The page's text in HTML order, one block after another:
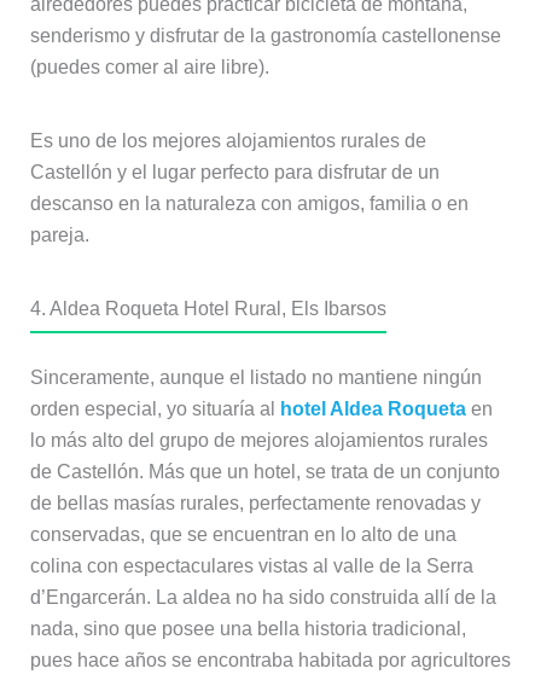
alrededores puedes practicar bicicleta de montaña,
senderismo y disfrutar de la gastronomía castellonense
(puedes comer al aire libre).
Es uno de los mejores alojamientos rurales de
Castellón y el lugar perfecto para disfrutar de un
descanso en la naturaleza con amigos, familia o en
pareja.
4. Aldea Roqueta Hotel Rural, Els Ibarsos
Sinceramente, aunque el listado no mantiene ningún
orden especial, yo situaría al
hotel Aldea Roquetaen
lo más alto del grupo de mejores alojamientos rurales
de Castellón. Más que un hotel, se trata de un conjunto
de bellas masías rurales, perfectamente renovadas y
conservadas, que se encuentran en lo alto de una
colina con espectaculares vistas al valle de la Serra
d’Engarcerán. La aldea no ha sido construida allí de la
nada, sino que posee una bella historia tradicional,
pues hace años se encontraba habitada por agricultores